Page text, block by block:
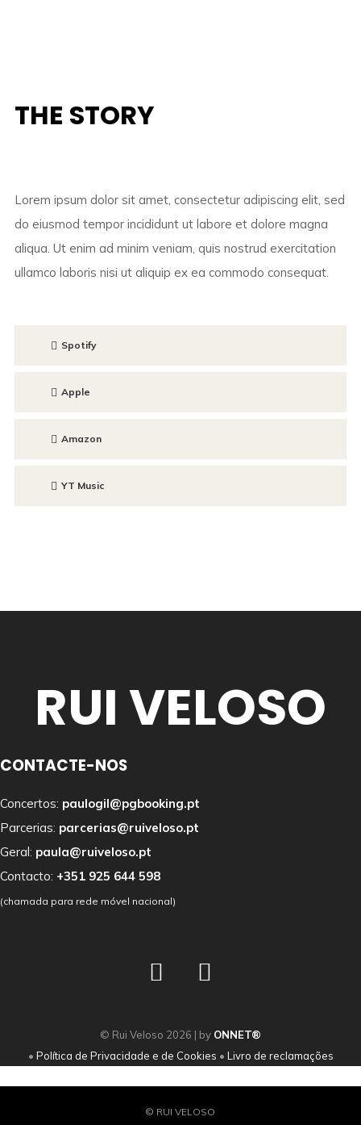
THE STORY
Lorem ipsum dolor sit amet, consectetur adipiscing elit, sed
do eiusmod tempor incididunt ut labore et dolore magna
aliqua. Ut enim ad minim veniam, quis nostrud exercitation
ullamco laboris nisi ut aliquip ex ea commodo consequat.
Spotify
Apple
Amazon
YT Music
RUI VELOSO
CONTACTE-NOS
Concertos: paulogil@pgbooking.pt
Parcerias: parcerias@ruiveloso.pt
Geral: paula@ruiveloso.pt
Contacto: +351 925 644 598
(chamada para rede móvel nacional)
© Rui Veloso 2026 | by ONNET®
• Política de Privacidade e de Cookies • Livro de reclamações
© RUI VELOSO